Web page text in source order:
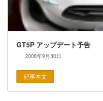
GT5P アップデート予告
2008年9月30日
記事本文